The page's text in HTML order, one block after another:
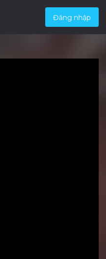
Đăng nhập